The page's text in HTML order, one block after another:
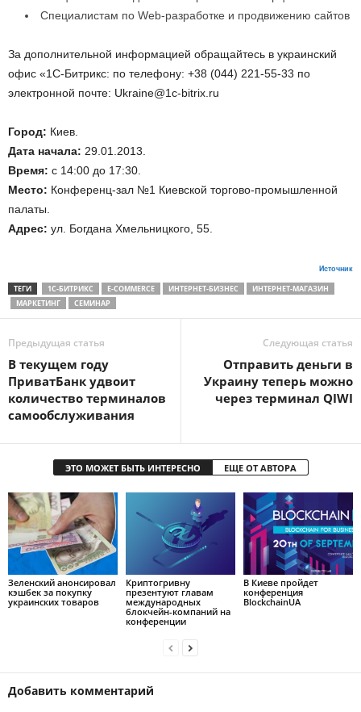
Специалистам по Web-разработке и продвижению сайтов
За дополнительной информацией обращайтесь в украинский
офис «1С-Битрикс: по телефону: +38 (044) 221-55-33 по
электронной почте: Ukraine@1c-bitrix.ru
Город: Киев.
Дата начала: 29.01.2013.
Время: с 14:00 до 17:30.
Место: Конференц-зал №1 Киевской торгово-промышленной
палаты.
Адрес: ул. Богдана Хмельницкого, 55.
Источник
ТЕГИ 1С-БИТРИКС E-COMMERCE ИНТЕРНЕТ-БИЗНЕС
ИНТЕРНЕТ-МАГАЗИН
МАРКЕТИНГ
СЕМИНАР
Предыдущая статья
В текущем году
ПриватБанк удвоит
количество терминалов
самообслуживания
Следующая статья
Отправить деньги в
Украину теперь можно
через терминал QIWI
ЭТО МОЖЕТ БЫТЬ ИНТЕРЕСНО ЕЩЕ ОТ АВТОРА
Зеленский анонсировал
кэшбек за покупку
украинских товаров
Криптогривну
презентуют главам
международных
блокчейн-компаний на
конференции
В Киеве пройдет
конференция
BlockchainUA
Добавить комментарий